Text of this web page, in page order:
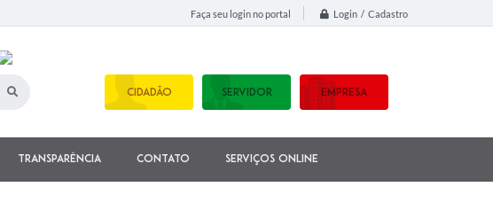
Faça seu login no portal Login / Cadastro
CIDADÃO SERVIDOR EMPRESA
Transparência Contato Serviços Online